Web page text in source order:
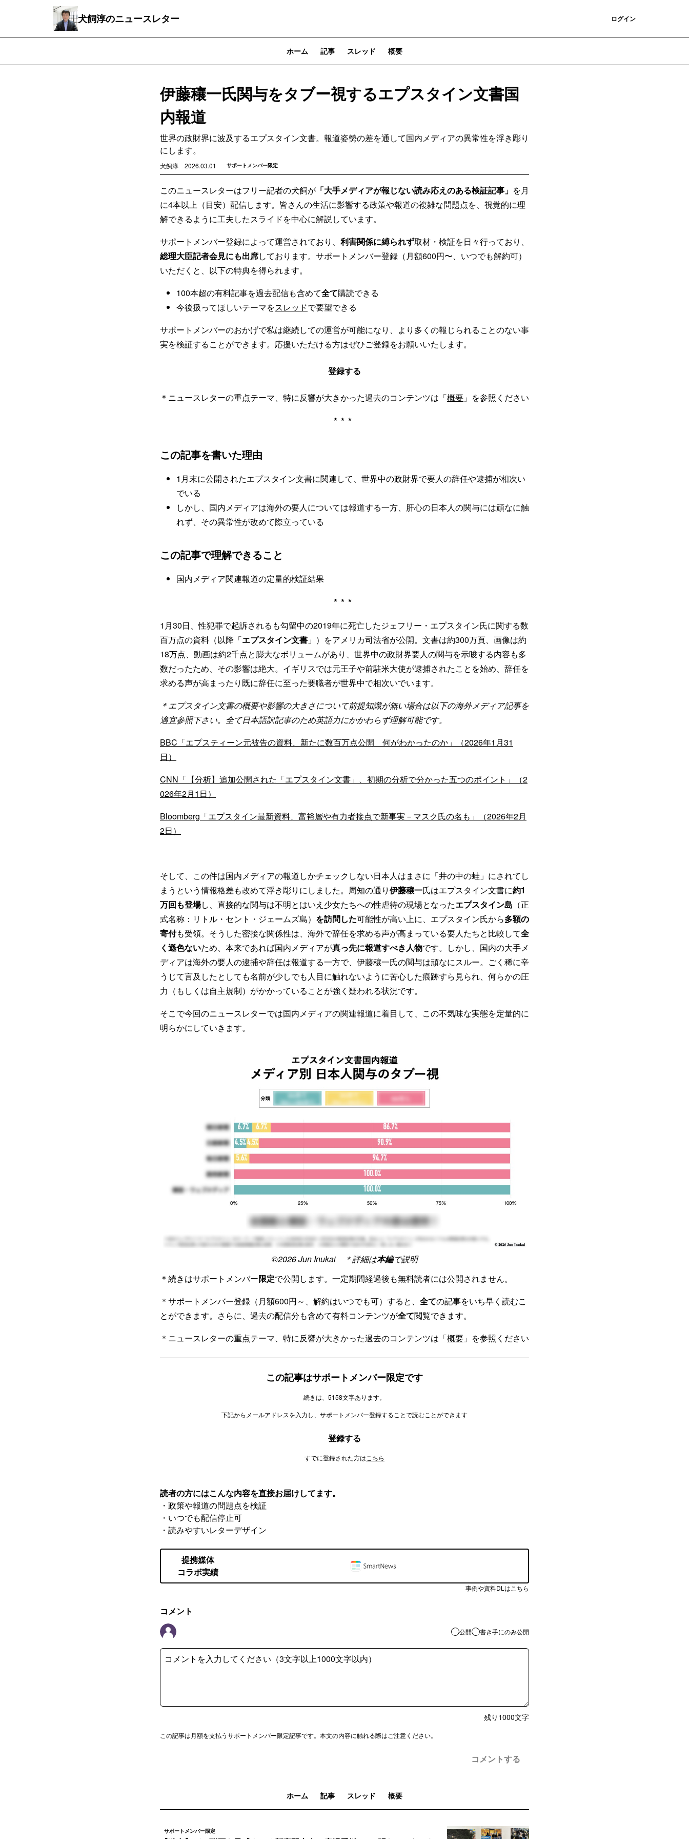
犬飼淳のニュースレター ログイン
ホーム 記事 スレッド 概要
伊藤穰一氏関与をタブー視するエプスタイン文書国
内報道
世界の政財界に波及するエプスタイン文書。報道姿勢の差を通して国内メディアの異常性を浮き彫り
にします。
犬飼淳 2026.03.01 サポートメンバー限定
このニュースレターはフリー記者の犬飼が 「大手メディアが報じない読み応えのある検証記事」 を月
に4本以上（目安）配信します。皆さんの生活に影響する政策や報道の複雑な問題点を、視覚的に理
解できるように工夫したスライドを中心に解説しています。
サポートメンバー登録によって運営されており、 利害関係に縛られず取材・検証を日々行っており、
総理大臣記者会見にも出席しております。サポートメンバー登録（月額600円〜、いつでも解約可）
いただくと、以下の特典を得られます。
100本超の有料記事を過去配信も含めて全て購読できる
今後扱ってほしいテーマをスレッドで要望できる
サポートメンバーのおかげで私は継続しての運営が可能になり、より多くの報じられることのない事
実を検証することができます。応援いただける方はぜひご登録をお願いいたします。
登録する
＊ニュースレターの重点テーマ、特に反響が大きかった過去のコンテンツは「概要 」を参照ください
***
この記事を書いた理由
1月末に公開されたエプスタイン文書に関連して、世界中の政財界で要人の辞任や逮捕が相次い
でいる
しかし、国内メディアは海外の要人については報道する一方、肝心の日本人の関与には頑なに触
れず、その異常性が改めて際立っている
この記事で理解できること
国内メディア関連報道の定量的検証結果
***
1月30日、性犯罪で起訴されるも勾留中の2019年に死亡したジェフリー・エプスタイン氏に関する数
百万点の資料（以降「エプスタイン文書 」）をアメリカ司法省が公開。文書は約300万頁、画像は約
18万点、動画は約2千点と膨大なボリュームがあり、世界中の政財界要人の関与を示唆する内容も多
数だったため、その影響は絶大。イギリスでは元王子や前駐米大使が逮捕されたことを始め、辞任を
求める声が高まったり既に辞任に至った要職者が世界中で相次いでいます。
＊エプスタイン文書の概要や影響の大きさについて前提知識が無い場合は以下の海外メディア記事を
適宜参照下さい。全て日本語訳記事のため英語力にかかわらず理解可能です。
BBC「エプスティーン元被告の資料、新たに数百万点公開 何がわかったのか」（2026年1月31
日）
CNN「【分析】追加公開された「エプスタイン文書」、初期の分析で分かった五つのポイント」（2
026年2月1日）
Bloomberg「エプスタイン最新資料、富裕層や有力者接点で新事実－マスク氏の名も」（2026年2月
2日）
そして、この件は国内メディアの報道しかチェックしない日本人はまさに「井の中の蛙」にされてし
まうという情報格差も改めて浮き彫りにしました。周知の通り伊藤穰一氏はエプスタイン文書に約1
万回も登場し、直接的な関与は不明とはいえ少女たちへの性虐待の現場となったエプスタイン島 （正
式名称：リトル・セント・ジェームズ島） を訪問した可能性が高い上に、エプスタイン氏から多額の
寄付も受領。そうした密接な関係性は、海外で辞任を求める声が高まっている要人たちと比較して全
く遜色ないため、本来であれば国内メディアが真っ先に報道すべき人物です。しかし、国内の大手メ
ディアは海外の要人の逮捕や辞任は報道する一方で、伊藤穰一氏の関与は頑なにスルー。ごく稀に辛
うじて言及したとしても名前が少しでも人目に触れないように苦心した痕跡すら見られ、何らかの圧
力（もしくは自主規制）がかかっていることが強く疑われる状況です。
そこで今回のニュースレターでは国内メディアの関連報道に着目して、この不気味な実態を定量的に
明らかにしていきます。
©️2026 Jun Inukai ＊詳細は本編で説明
＊続きはサポートメンバー限定で公開します。一定期間経過後も無料読者には公開されません。
＊サポートメンバー登録（月額600円～、解約はいつでも可）すると、 全ての記事をいち早く読むこ
とができます。さらに、過去の配信分も含めて有料コンテンツが全て閲覧できます。
＊ニュースレターの重点テーマ、特に反響が大きかった過去のコンテンツは「概要 」を参照ください
この記事はサポートメンバー限定です
続きは、5158文字あります。
下記からメールアドレスを入力し、サポートメンバー登録することで読むことができます
登録する
すでに登録された方は こちら
読者の方にはこんな内容を直接お届けしてます。
・政策や報道の問題点を検証
・いつでも配信停止可
・読みやすいレターデザイン
提携媒体
コラボ実績
事例や資料DLはこちら
コメント
公開 書き手にのみ公開
残り 1000文字
この記事は月額を支払うサポートメンバー限定記事です。本文の内容に触れる際はご注意ください。
コメントする
ホーム 記事 スレッド 概要
サポートメンバー限定